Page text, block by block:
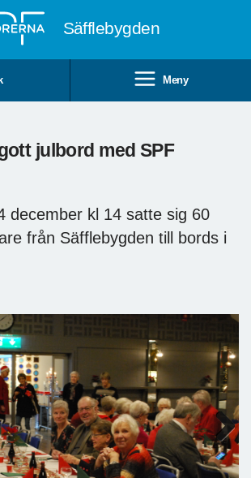
Säfflebygden
Meny
julbord med SPF
december kl 14 satte sig 60
från Säfflebygden till bords i
Next